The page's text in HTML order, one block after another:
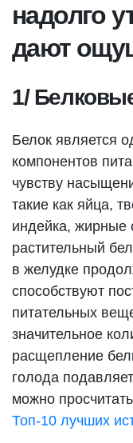
надолго
дают
1/
Белок является
компонентов
чувству
такие как яйца,
индейка, жирные
растительный
в желудке
способствуют
питательных
значительное
расщепление
голода
можно
Топ-10 лучших